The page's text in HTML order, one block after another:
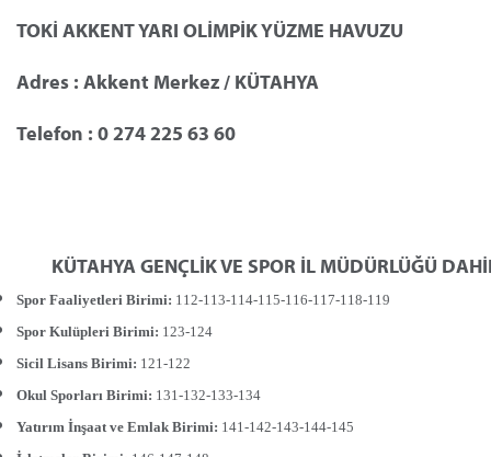
TOKİ AKKENT YARI OLİMPİK YÜZME HAVUZU
Adres : Akkent Merkez / KÜTAHYA
Telefon : 0 274 225 63 60
KÜTAHYA GENÇLİK VE SPOR İL MÜDÜRLÜĞÜ
Spor Faaliyetleri Birimi: 112-113-114-115-116-117-118-119
Spor Kulüpleri Birimi: 123-124
Sicil Lisans Birimi: 121-122
Okul Sporları Birimi: 131-132-133-134
Yatırım İnşaat ve Emlak Birimi: 141-142-143-144-145